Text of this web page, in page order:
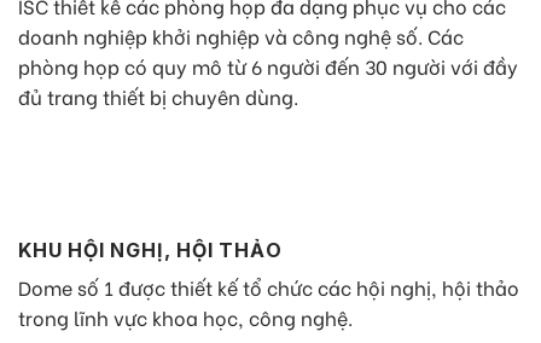
ISC thiết kế các phòng họp đa dạng phục vụ cho các
doanh nghiệp khởi nghiệp và công nghệ số. Các
phòng họp có quy mô từ 6 người đến 30 người với đầy
đủ trang thiết bị chuyên dùng.
KHU HỘI NGHỊ, HỘI THẢO
Dome số 1 được thiết kế tổ chức các hội nghị, hội thảo
trong lĩnh vực khoa học, công nghệ.